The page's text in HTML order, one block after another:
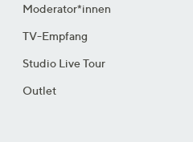
Moderator*innen
TV-Empfang
Studio Live Tour
Outlet